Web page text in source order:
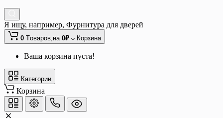
Я ищу, например, Фурнитура для дверей
0 Tоваров,на 0₽ Корзина
Ваша корзина пуста!
Категории
Корзина